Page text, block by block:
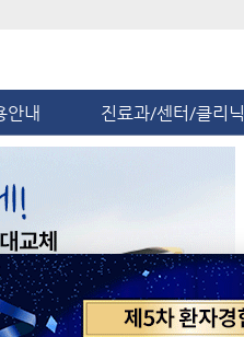
안내 진료과/센터/클리닉